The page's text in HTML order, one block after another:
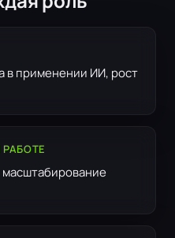
в применении ИИ, рост